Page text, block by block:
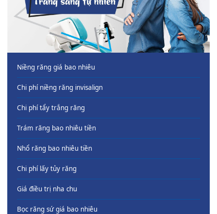
Niềng răng giá bao nhiêu
Chi phí niềng răng invisalign
Chi phí tẩy trắng răng
Trám răng bao nhiêu tiền
Nhổ răng bao nhiêu tiền
Chi phí lấy tủy răng
Giá điều trị nha chu
Bọc răng sứ giá bao nhiêu